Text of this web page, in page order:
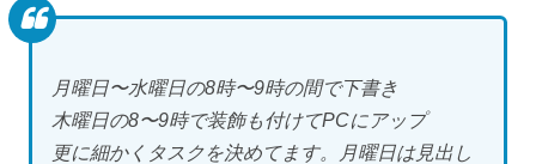
月曜日〜水曜日の8時〜9時の間で下書き
木曜日の8〜9時で装飾も付けてPCにアップ
更に細かくタスクを決めてます。月曜日は見出し